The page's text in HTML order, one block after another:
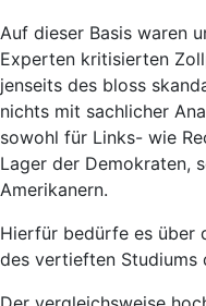
Auf dieser Basis waren
Experten kritisierten
jenseits des bloss
nichts mit sachlicher
sowohl für Links- wie
Lager der Demokraten,
Amerikanern.
Hierfür bedürfe es über
des vertieften Studiums